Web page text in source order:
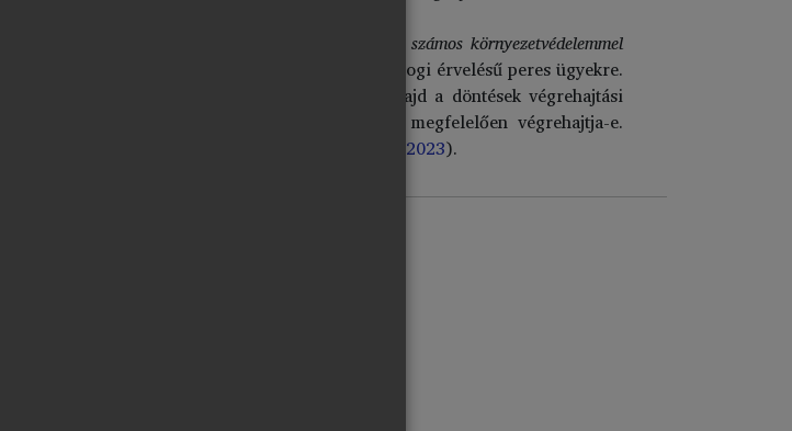
éghajlatvédelmi ügyben még nem döntött, habár számos környezetvédelemmel
járnak majd az éghajlatváltozással kapcsolatos jogi érvelésű peres ügyekre.
egyre jelentősebb hangsúlyt kap majd a döntések végrehajtási
a kormány vagy a gazdasági társaság megfelelően végrehajtja-e.
az éghajlat védelmére irányuló per (
Bögös, 2023).